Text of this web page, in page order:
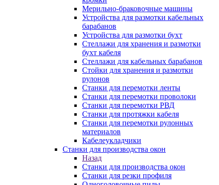
Мерильно-браковочные машины
Устройства для размотки кабельных
барабанов
Устройства для размотки бухт
Стеллажи для хранения и размотки
бухт кабеля
Стеллажи для кабельных барабанов
Стойки для хранения и размотки
рулонов
Станки для перемотки ленты
Станки для перемотки проволоки
Станки для перемотки РВД
Станки для протяжки кабеля
Станки для перемотки рулонных
материалов
Кабелеукладчики
Станки для производства окон
Назад
Станки для производства окон
Станки для резки профиля